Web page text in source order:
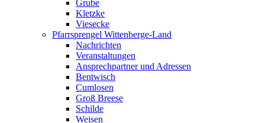
Grube
Kletzke
Viesecke
Pfarrsprengel Wittenberge-Land
Nachrichten
Veranstaltungen
Ansprechpartner und Adressen
Bentwisch
Cumlosen
Groß Breese
Schilde
Weisen